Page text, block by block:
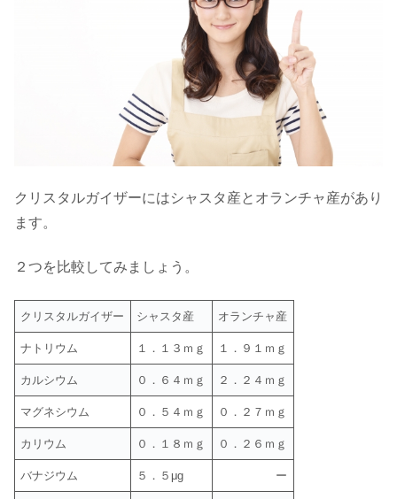
クリスタルガイザーにはシャスタ産とオランチャ産があり
ます。
２つを比較してみましょう。
クリスタルガイザー シャスタ産 オランチャ産
ナトリウム １．１３ｍｇ １．９１ｍｇ
カルシウム ０．６４ｍｇ ２．２４ｍｇ
マグネシウム ０．５４ｍｇ ０．２７ｍｇ
カリウム ０．１８ｍｇ ０．２６ｍｇ
バナジウム ５．５μg ー